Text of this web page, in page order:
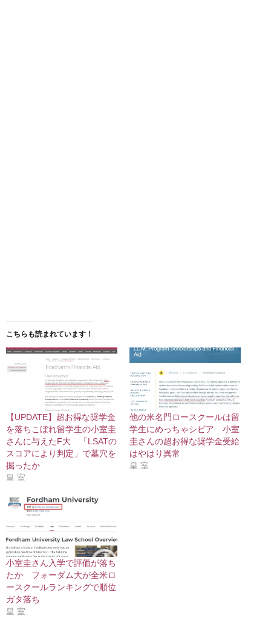
こちらも読まれています！
【UPDATE】超お得な奨学金
を落ちこぼれ留学生の小室圭
さんに与えたF大 「LSATの
スコアにより判定」で墓穴を
掘ったか
皇 室
他の米名門ロースクールは留
学生にめっちゃシビア 小室
圭さんの超お得な奨学金受給
はやはり異常
皇 室
小室圭さん入学で評価が落ち
たか フォーダム大が全米ロ
ースクールランキングで順位
ガタ落ち
皇 室